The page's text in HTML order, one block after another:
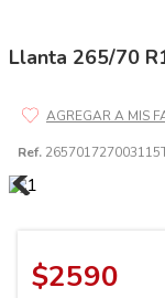
Llanta 265/70
Ref.
$2590